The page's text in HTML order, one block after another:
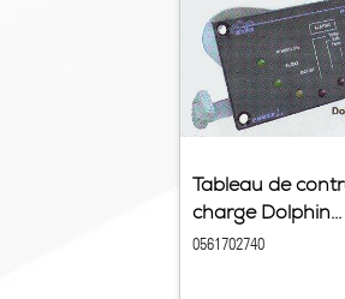
Tableau de
charge Dolphin...
0561702740